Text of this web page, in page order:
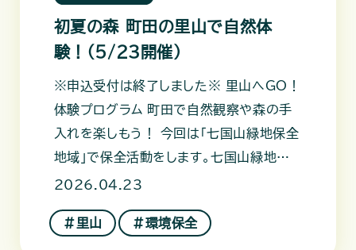
初夏の森 町田の里山で自然体
験！（5/23開催）
※申込受付は終了しました※ 里山へGO！
体験プログラム 町田で自然観察や森の手
入れを楽しもう！ 今回は「七国山緑地保全
地域」で保全活動をします。七国山緑地保
全地域は、町田市のほぼ中心
2026.04.23
＃里山 ＃環境保全